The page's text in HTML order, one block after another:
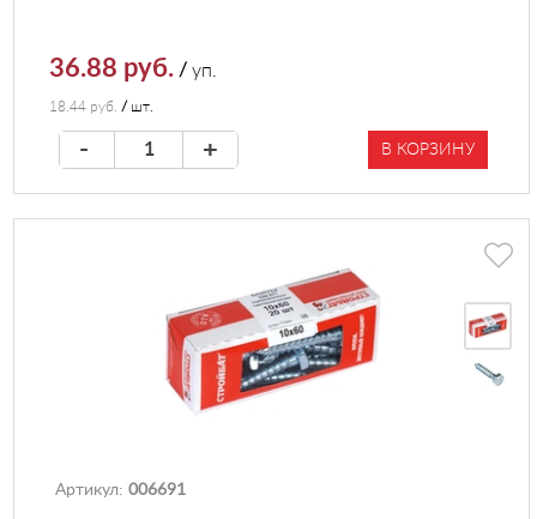
36.88 руб. /уп.
18.44 руб. / шт.
- + В КОРЗИНУ
Артикул: 006691